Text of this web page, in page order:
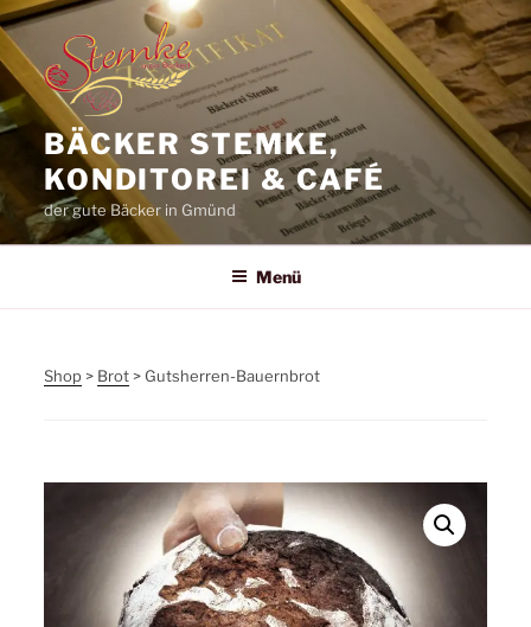
Zum
Inhalt
springen
BÄCKER STEMKE,
KONDITOREI & CAFÉ
der gute Bäcker in Gmünd
Menü
Shop > Brot> Gutsherren-Bauernbrot